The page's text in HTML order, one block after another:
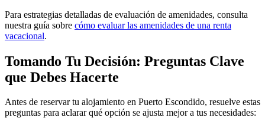
Para estrategias detalladas de evaluación de amenidades, consulta
nuestra guía sobre cómo evaluar las amenidades de una renta
vacacional.
Tomando Tu Decisión: Preguntas Clave
que Debes Hacerte
Antes de reservar tu alojamiento en Puerto Escondido, resuelve estas
preguntas para aclarar qué opción se ajusta mejor a tus necesidades: